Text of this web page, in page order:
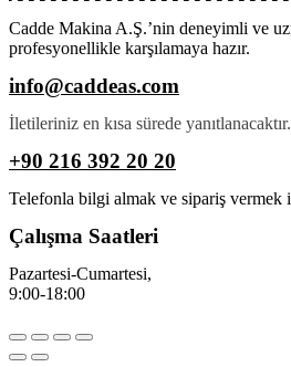
Cadde Makina A.Ş.’nin deneyimli ve
profesyonellikle karşılamaya hazır.
info@caddeas.com
İletileriniz en kısa sürede yanıtlanacaktır.
+90 216 392 20 20
Telefonla bilgi almak ve sipariş vermek
Çalışma Saatleri
Pazartesi-Cumartesi,
9:00-18:00